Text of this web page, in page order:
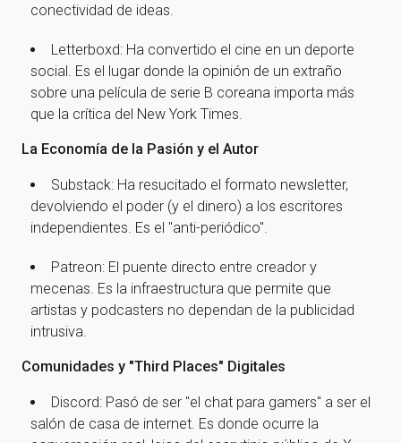
conectividad de ideas.
Letterboxd: Ha convertido el cine en un deporte
social. Es el lugar donde la opinión de un extraño
sobre una película de serie B coreana importa más
que la crítica del New York Times.
La Economía de la Pasión y el Autor
Substack: Ha resucitado el formato newsletter,
devolviendo el poder (y el dinero) a los escritores
independientes. Es el "anti-periódico".
Patreon: El puente directo entre creador y
mecenas. Es la infraestructura que permite que
artistas y podcasters no dependan de la publicidad
intrusiva.
Comunidades y "Third Places" Digitales
Discord: Pasó de ser "el chat para gamers" a ser el
salón de casa de internet. Es donde ocurre la